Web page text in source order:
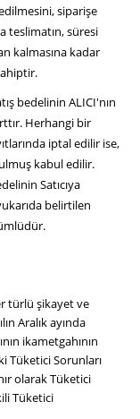
siparişe
teslimatın, süresi
kalmasına kadar
bedelinin ALICI'nın
Herhangi bir
iptal edilir ise,
kabul edilir.
Satıcıya
belirtilen
türlü şikayet ve
Aralık ayında
ikametgahının
Tüketici Sorunları
olarak Tüketici
Tüketici